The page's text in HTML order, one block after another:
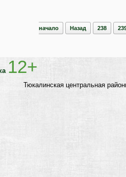
начало Назад 238
12+
Тюкалинская центральная